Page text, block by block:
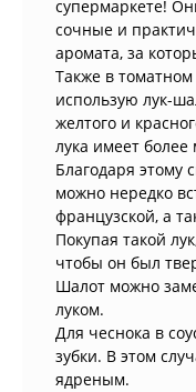
супермаркете!
сочные и
аромата, за
Также в томатном
использую лук-
желтого и
лука имеет более
Благодаря этому
можно нередко
французской, а
Покупая такой
чтобы он был
Шалот можно
луком.
Для чеснока в
зубки. В этом
ядреным.